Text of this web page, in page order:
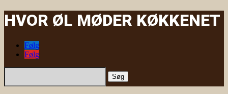
HVOR ØL MØDER KØKKENET
Følg
Følg
Søg